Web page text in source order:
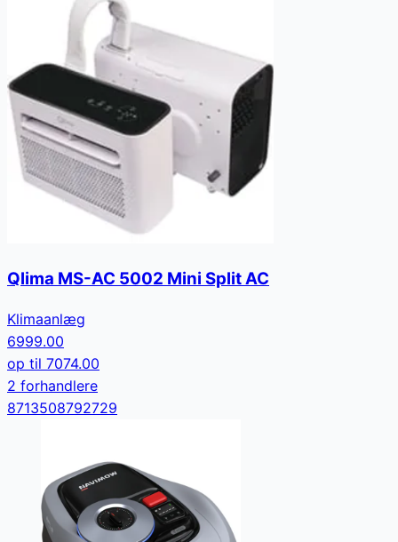
Qlima MS-AC 5002 Mini Split AC
Klimaanlæg
6999.00
op til 7074.00
2 forhandlere
8713508792729